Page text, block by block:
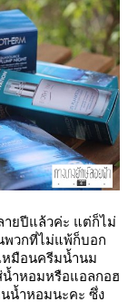
ยปีแล้วค่ะ แต่ก็ไม่
พวกที่ไม่แพ้ก็บอก
หมือนครีมน้ำนม
ำหอมหรือแอลกอฮ
น้ำหอมนะคะ ซึ่ง